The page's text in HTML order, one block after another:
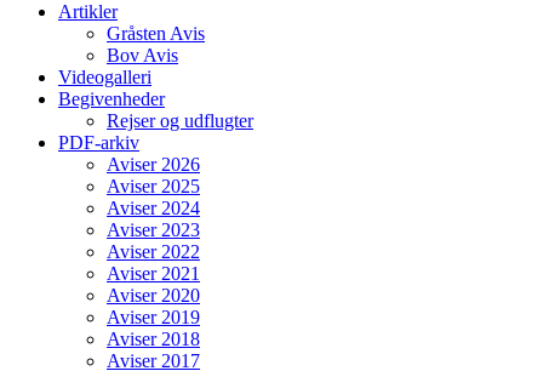
Artikler
Gråsten Avis
Bov Avis
Videogalleri
Begivenheder
Rejser og udflugter
PDF-arkiv
Aviser 2026
Aviser 2025
Aviser 2024
Aviser 2023
Aviser 2022
Aviser 2021
Aviser 2020
Aviser 2019
Aviser 2018
Aviser 2017